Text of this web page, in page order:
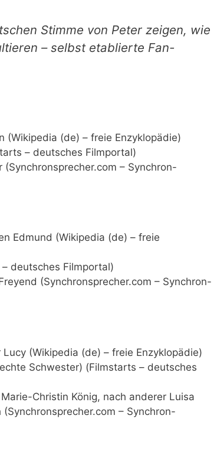
Stimme von Peter zeigen, wie
– selbst etablierte Fan-
(Wikipedia (de) – freie Enzyklopädie)
– deutsches Filmportal)
– Synchron-
Edmund (Wikipedia (de) – freie
deutsches Filmportal)
(Synchronsprecher.com – Synchron-
(Wikipedia (de) – freie Enzyklopädie)
Schwester) (Filmstarts – deutsches
Christin König, nach anderer Luisa
– Synchron-